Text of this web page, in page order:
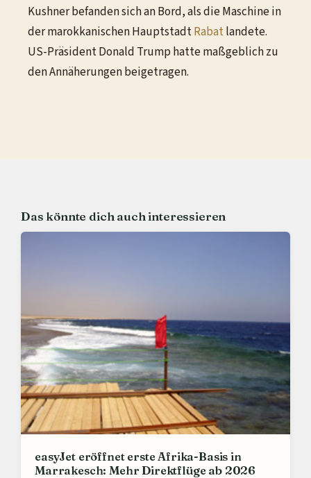
Kushner befanden sich an Bord, als die Maschine in
der marokkanischen HauptstadtRabatlandete.
US-Präsident Donald Trump hatte maßgeblich zu
den Annäherungen beigetragen.
Das könnte dich auch interessieren
easyJet eröffnet erste Afrika-Basis in
Marrakesch: Mehr Direktflüge ab 2026